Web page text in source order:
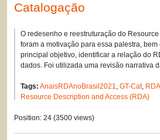
Catalogação
O redesenho e reestruturação do
foram a motivação para essa palestra,
principal objetivo, identificar a relação do
dados. Foi utilizada uma revisão narrativa
Tags: AnaisRDAnoBrasil2021, GT-Cat, RDA
Resource Description and Access (RDA)
Position: 24 (3500 views)